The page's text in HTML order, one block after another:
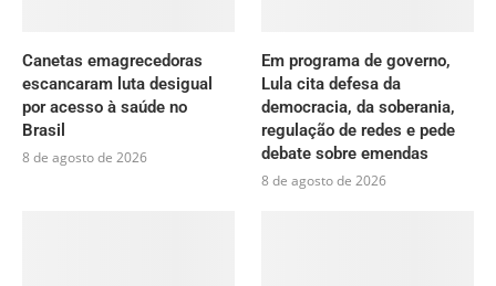
Canetas emagrecedoras
escancaram luta desigual
por acesso à saúde no
Brasil
8 de agosto de 2026
Em programa de governo,
Lula cita defesa da
democracia, da soberania,
regulação de redes e pede
debate sobre emendas
8 de agosto de 2026